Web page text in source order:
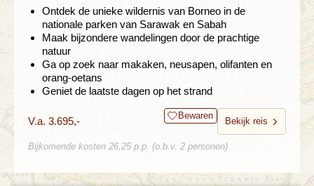
Ontdek de unieke wildernis van Borneo in de
nationale parken van Sarawak en Sabah
Maak bijzondere wandelingen door de prachtige
natuur
Ga op zoek naar makaken, neusapen, olifanten en
orang-oetans
Geniet de laatste dagen op het strand
V.a. 3.695,- Bewaren
Bekijk reis
Bijkomende kosten 26,25 p.p. (o.b.v. 2 personen)